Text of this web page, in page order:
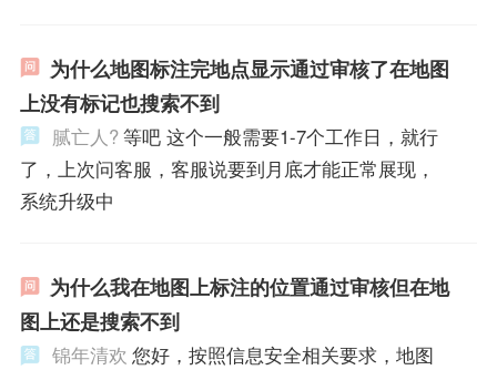
为什么地图标注完地点显示通过审核了在地图
上没有标记也搜索不到
腻亡人?等吧 这个一般需要1-7个工作日，就行
了，上次问客服，客服说要到月底才能正常展现，
系统升级中
为什么我在地图上标注的位置通过审核但在地
图上还是搜索不到
锦年清欢 您好，按照信息安全相关要求，地图